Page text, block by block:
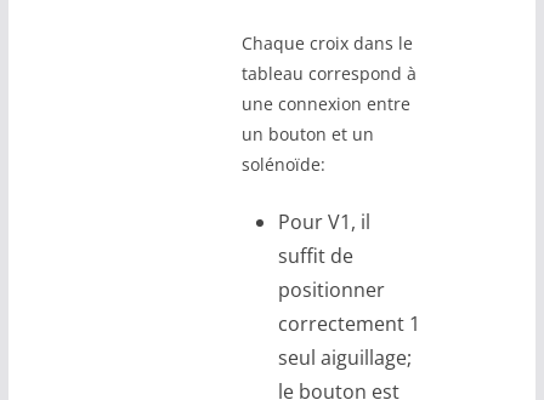
Chaque croix dans le
tableau correspond à
une connexion entre
un bouton et un
solénoïde:
Pour V1, il
suffit de
positionner
correctement 1
seul aiguillage;
le bouton est